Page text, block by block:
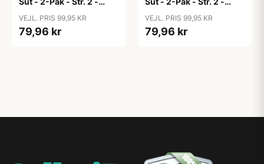
VEJL. PRIS 99,95 KR
79,96 kr
VEJL. PRIS 99,95 KR
79,96 kr